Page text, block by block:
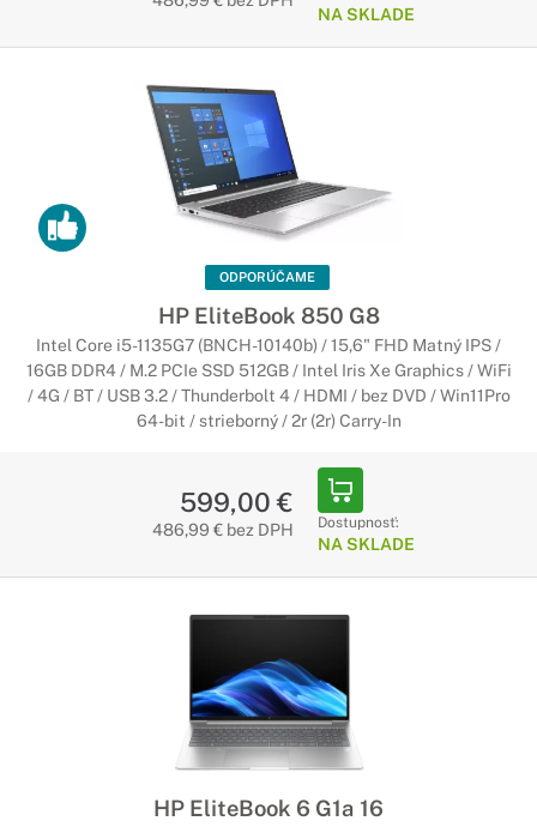
NA SKLADE
ODPORÚČAME
HP EliteBook 850 G8
Intel Core i5-1135G7 (BNCH-10140b) / 15,6" FHD Matný IPS /
16GB DDR4 / M.2 PCIe SSD 512GB / Intel Iris Xe Graphics / WiFi
/ 4G / BT / USB 3.2 / Thunderbolt 4 / HDMI / bez DVD / Win11Pro
64-bit / strieborný / 2r (2r) Carry-In
599,00 €
486,99 € bez DPH Dostupnosť:
NA SKLADE
HP EliteBook 6 G1a 16